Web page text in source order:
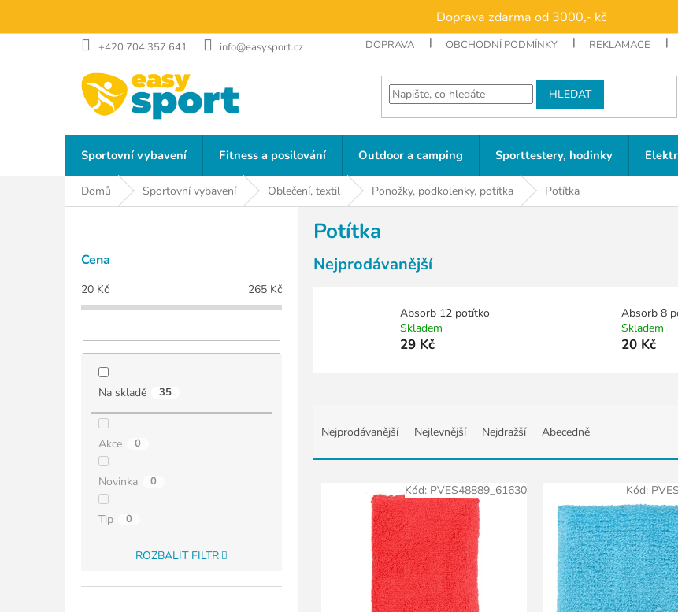
obsah
Doprava zdarma od 3000,- kč
+420 704 357 641 info@easysport.cz DOPRAVA OBCHODNÍ PODMÍNKY REKLAMACE
HLEDAT
Sportovní vybavení Fitness a posilování Outdoor a camping Sporttestery, hodinky
Domů Sportovní vybavení Oblečení, textil Ponožky, podkolenky, potítka Potítka
P
Cena
20 Kč 265 Kč
Na skladě 35
Akce 0
Novinka 0
Tip 0
ROZBALIT FILTR
Potítka
Nejprodávanější
Absorb 12 potítko
Skladem
29 Kč
Absorb 8
Skladem
20 Kč
e
Nejprodávanější Nejlevnější Nejdražší Abecedně
Kód: PVES48889_61630 Kód: